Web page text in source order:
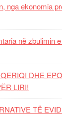
nga ekonomia
në zbulimin
DHE
LIRI!
TË